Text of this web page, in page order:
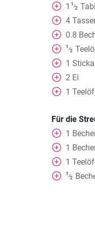
1 1⁄2
4
0.8
1⁄2
1
2 Ei
1
Für die
1
1
1
1⁄2